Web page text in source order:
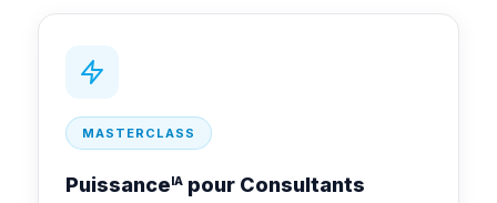
MASTERCLASS
Puissance IA pour Consultants